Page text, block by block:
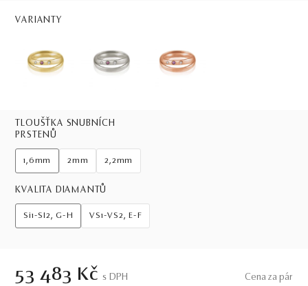
VARIANTY
TLOUŠŤKA SNUBNÍCH
PRSTENŮ
1,6mm 2mm 2,2mm
KVALITA DIAMANTŮ
Si1-SI2, G-H VS1-VS2, E-F
53 483 Kč S DPH Cena za pár